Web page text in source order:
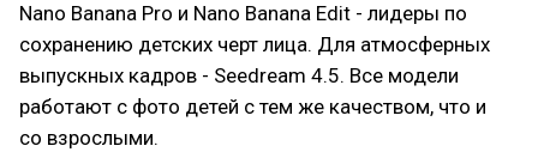
Nano Banana Pro и Nano Banana Edit - лидеры по
сохранению детских черт лица. Для атмосферных
выпускных кадров - Seedream 4.5. Все модели
работают с фото детей с тем же качеством, что и
со взрослыми.